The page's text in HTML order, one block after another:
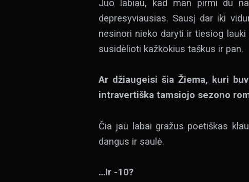
Juo labiau, kad man pirmi du
depresyviausias. Sausį dar iki
nesinori nieko daryti ir tiesiog
susidėlioti kažkokius taškus ir pan.
Ar džiaugeisi šia Žiema, kuri
intravertiška tamsiojo sezono
Čia jau labai gražus poetiškas
dangus ir saulė.
…Ir -10?